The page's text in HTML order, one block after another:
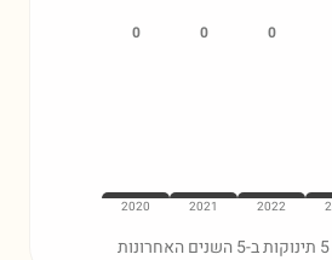
0
2022
0
2021
0
2020